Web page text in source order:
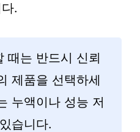
.
때는 반드시 신뢰
제품을 선택하세
누액이나 성능 저
습니다.